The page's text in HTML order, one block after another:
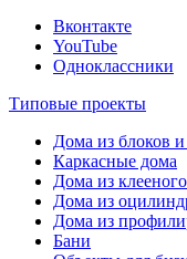
Вконтакте
YouTube
Одноклассники
Типовые проекты
Дома из блоков
Каркасные дома
Дома из
Дома из
Дома из
Бани